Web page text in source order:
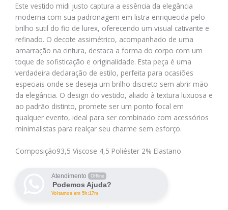
Este vestido midi justo captura a essência da elegância
moderna com sua padronagem em listra enriquecida pelo
brilho sutil do fio de lurex, oferecendo um visual cativante e
refinado. O decote assimétrico, acompanhado de uma
amarração na cintura, destaca a forma do corpo com um
toque de sofisticação e originalidade. Esta peça é uma
verdadeira declaração de estilo, perfeita para ocasiões
especiais onde se deseja um brilho discreto sem abrir mão
da elegância. O design do vestido, aliado à textura luxuosa e
ao padrão distinto, promete ser um ponto focal em
qualquer evento, ideal para ser combinado com acessórios
minimalistas para realçar seu charme sem esforço.
Composição93,5 Viscose 4,5 Poliéster 2% Elastano
Atendimento Offline
Podemos Ajuda?
Voltamos em 5h:17m